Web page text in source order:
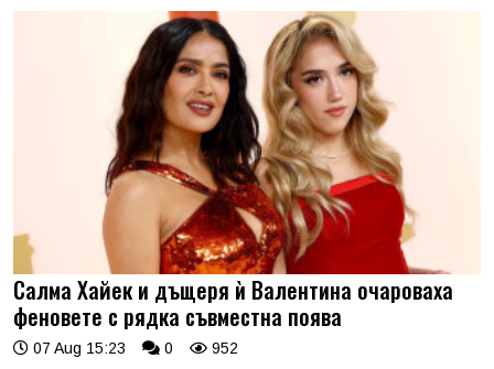
Салма Хайек и дъщеря ѝ Валентина очароваха
феновете с рядка съвместна поява
07 Aug 15:23 0 952